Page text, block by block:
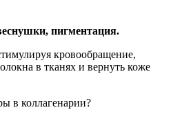
пигментация.
кровообращение,
в тканях и вернуть коже
в коллагенарии?